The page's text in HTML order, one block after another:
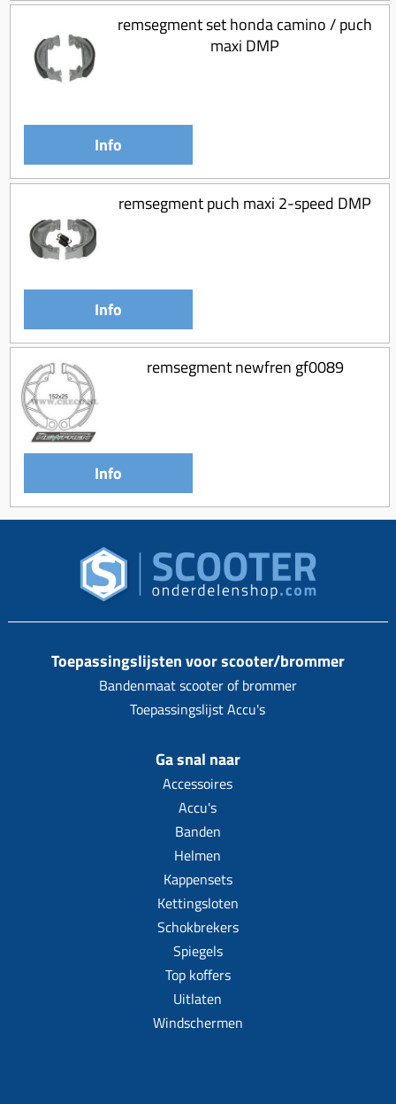
Koeling (delen)
Overbrenging
remsegment set honda camino / puch
maxi DMP
Info
remsegment puch maxi 2-speed DMP
Info
remsegment newfren gf0089
Info
Toepassingslijsten voor scooter/brommer
Bandenmaat scooter of brommer
Toepassingslijst Accu's
Ga snal naar
Accessoires
Accu's
Banden
Helmen
Kappensets
Kettingsloten
Schokbrekers
Spiegels
Top koffers
Uitlaten
Windschermen